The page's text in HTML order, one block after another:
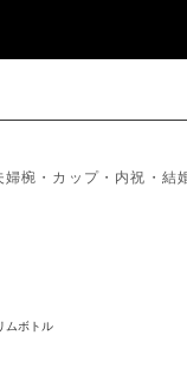
婦椀・カップ・内祝・結
ムボトル